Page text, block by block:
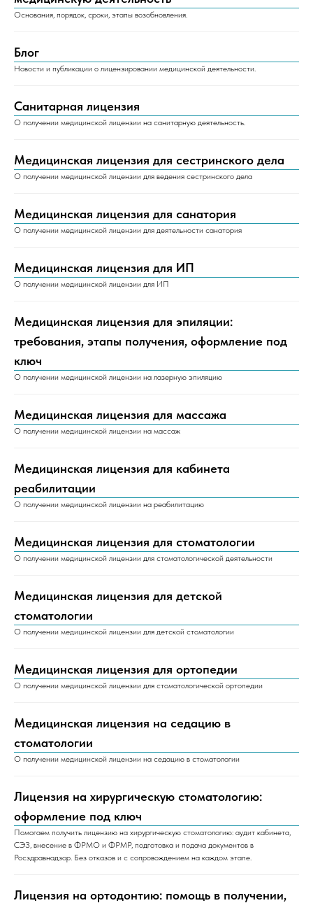
Основания, порядок, сроки, этапы возобновления.
Блог
Новости и публикации о лицензировании медицинской деятельности.
Санитарная лицензия
О получении медицинской лицензии на санитарную деятельность.
Медицинская лицензия для сестринского дела
О получении медицинской лицензии для ведения сестринского дела
Медицинская лицензия для санатория
О получении медицинской лицензии для деятельности санатория
Медицинская лицензия для ИП
О получении медицинской лицензии для ИП
Медицинская лицензия для эпиляции:
требования, этапы получения, оформление под
ключ
О получении медицинской лицензии на лазерную эпиляцию
Медицинская лицензия для массажа
О получении медицинской лицензии на массаж
Медицинская лицензия для кабинета
реабилитации
О получении медицинской лицензии на реабилитацию
Медицинская лицензия для стоматологии
О получении медицинской лицензии для стоматологической деятельности
Медицинская лицензия для детской
стоматологии
О получении медицинской лицензии для детской стоматологии
Медицинская лицензия для ортопедии
О получении медицинской лицензии для стоматологической ортопедии
Медицинская лицензия на седацию в
стоматологии
О получении медицинской лицензии на седацию в стоматологии
Лицензия на хирургическую стоматологию:
оформление под ключ
Помогаем получить лицензию на хирургическую стоматологию: аудит кабинета,
СЭЗ, внесение в ФРМО и ФРМР, подготовка и подача документов в
Росздравнадзор. Без отказов и с сопровождением на каждом этапе.
Лицензия на ортодонтию: помощь в получении,